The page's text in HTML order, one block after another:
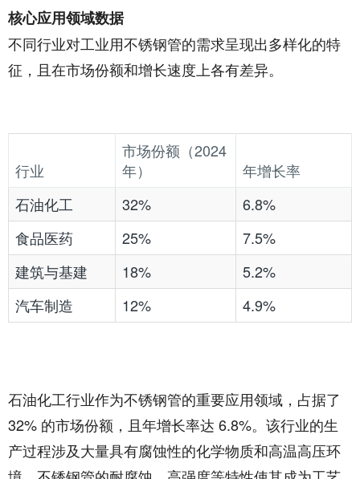
核心应用领域数据​
不同行业对工业用不锈钢管的需求呈现出多样化的特
征，且在市场份额和增长速度上各有差异。​
行业​
市场份额（2024
年）​
年增长率​
石油化工​
32%​
6.8%​
食品医药​
25%​
7.5%​
建筑与基建​
18%​
5.2%​
汽车制造​
12%​ 4.9%​
石油化工行业作为不锈钢管的重要应用领域，占据了
32% 的市场份额，且年增长率达 6.8%。该行业的生
产过程涉及大量具有腐蚀性的化学物质和高温高压环